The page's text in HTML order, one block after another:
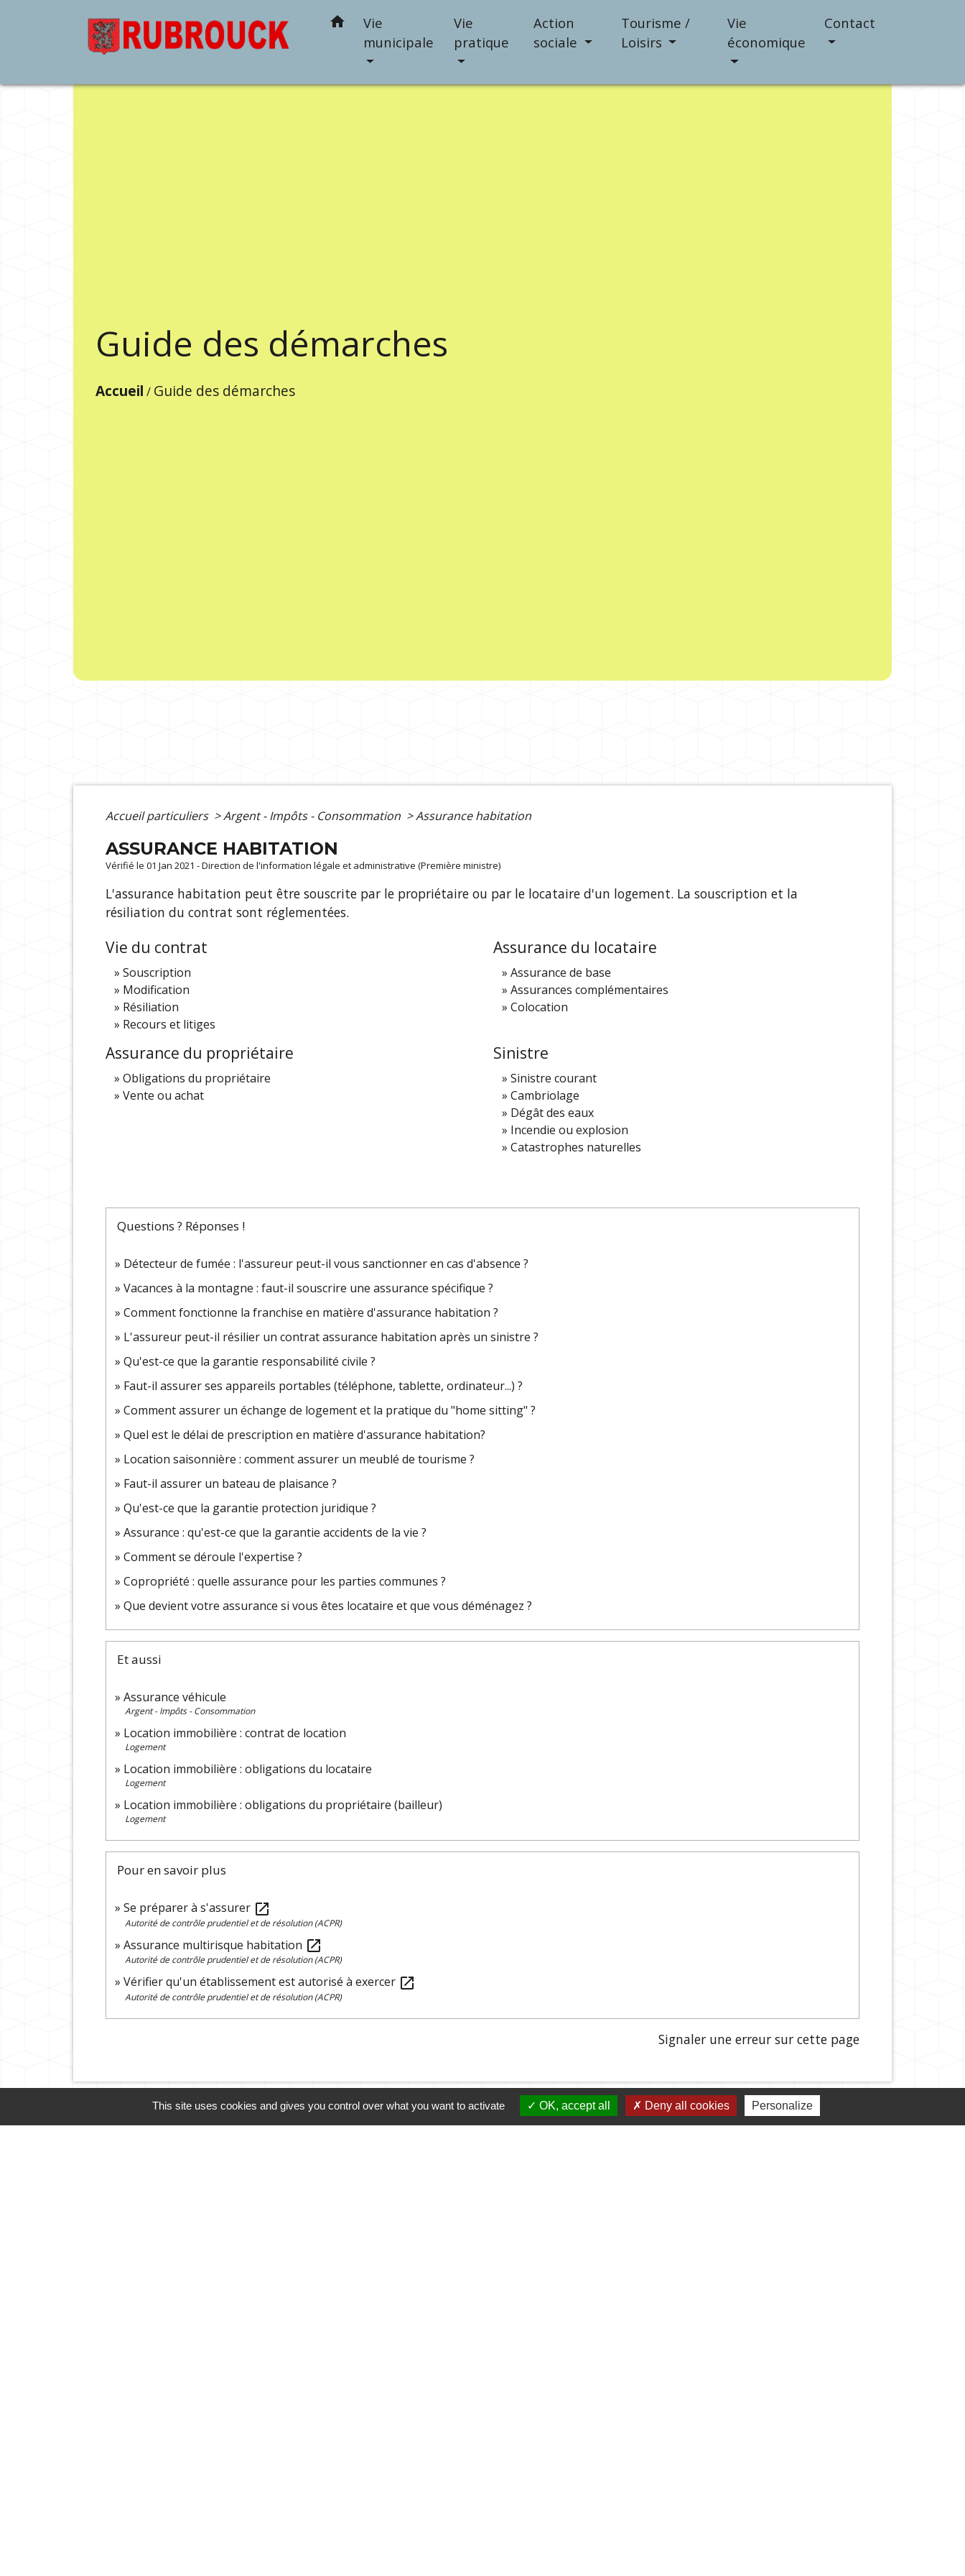
home
Vie
municipale
Vie
pratique
Action
sociale
Tourisme /
Loisirs
Vie
économique
Contact
Guide des démarches
Accueil / Guide des démarches
Accueil particuliers >Argent - Impôts - Consommation >Assurance habitation
ASSURANCE HABITATION
Vérifié le 01 Jan 2021 - Direction de l'information légale et administrative (Première ministre)
L'assurance habitation peut être souscrite par le propriétaire ou par le locataire d'un logement. La souscription et la
résiliation du contrat sont réglementées.
Vie du contrat
Souscription
Modification
Résiliation
Recours et litiges
Assurance du locataire
Assurance de base
Assurances complémentaires
Colocation
Assurance du propriétaire
Obligations du propriétaire
Vente ou achat
Sinistre
Sinistre courant
Cambriolage
Dégât des eaux
Incendie ou explosion
Catastrophes naturelles
Questions ? Réponses !
Détecteur de fumée : l'assureur peut-il vous sanctionner en cas d'absence ?
Vacances à la montagne : faut-il souscrire une assurance spécifique ?
Comment fonctionne la franchise en matière d'assurance habitation ?
L'assureur peut-il résilier un contrat assurance habitation après un sinistre ?
Qu'est-ce que la garantie responsabilité civile ?
Faut-il assurer ses appareils portables (téléphone, tablette, ordinateur...) ?
Comment assurer un échange de logement et la pratique du "home sitting" ?
Quel est le délai de prescription en matière d'assurance habitation?
Location saisonnière : comment assurer un meublé de tourisme ?
Faut-il assurer un bateau de plaisance ?
Qu'est-ce que la garantie protection juridique ?
Assurance : qu'est-ce que la garantie accidents de la vie ?
Comment se déroule l'expertise ?
Copropriété : quelle assurance pour les parties communes ?
Que devient votre assurance si vous êtes locataire et que vous déménagez ?
Et aussi
Assurance véhicule
Argent - Impôts - Consommation
Location immobilière : contrat de location
Logement
Location immobilière : obligations du locataire
Logement
Location immobilière : obligations du propriétaire (bailleur)
Logement
Pour en savoir plus
Se préparer à s'assurer open_in_new
Autorité de contrôle prudentiel et de résolution (ACPR)
Assurance multirisque habitation open_in_new
Autorité de contrôle prudentiel et de résolution (ACPR)
Vérifier qu'un établissement est autorisé à exercer open_in_new
Autorité de contrôle prudentiel et de résolution (ACPR)
Signaler une erreur sur cette page
Cliquez sur l'icône ci-dessous pour accéder au guide des démarches administratives
This site uses cookies and gives you control over what you want to activate OK, accept all Deny all cookies Personalize